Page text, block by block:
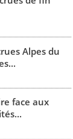
Alpes du
face aux